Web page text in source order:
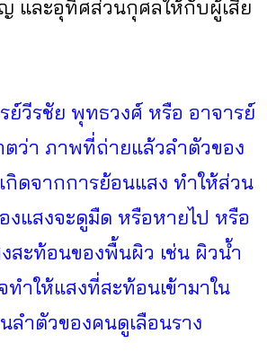
และอุทิศส่วนกุศลให้กับผู้เสีย
ย์วีรชัย พุทธวงศ์ หรือ อาจารย์
ตว่า ภาพที่ถ่ายแล้วลำตัวของ
กิดจากการย้อนแสง ทำให้ส่วน
แสงจะดูมืด หรือหายไป หรือ
สะท้อนของพื้นผิว เช่น ผิวน้ำ
ำให้แสงที่สะท้อนเข้ามาใน
ลำตัวของคนดูเลือนราง